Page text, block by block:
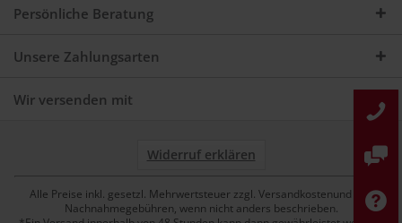
Persönliche Beratung
Unsere Zahlungsarten
Wir versenden mit
Widerruf erklären
Alle Preise inkl. gesetzl. Mehrwertsteuer zzgl. Versandkostenund ggf.
Nachnahmegebühren, wenn nicht anders beschrieben.